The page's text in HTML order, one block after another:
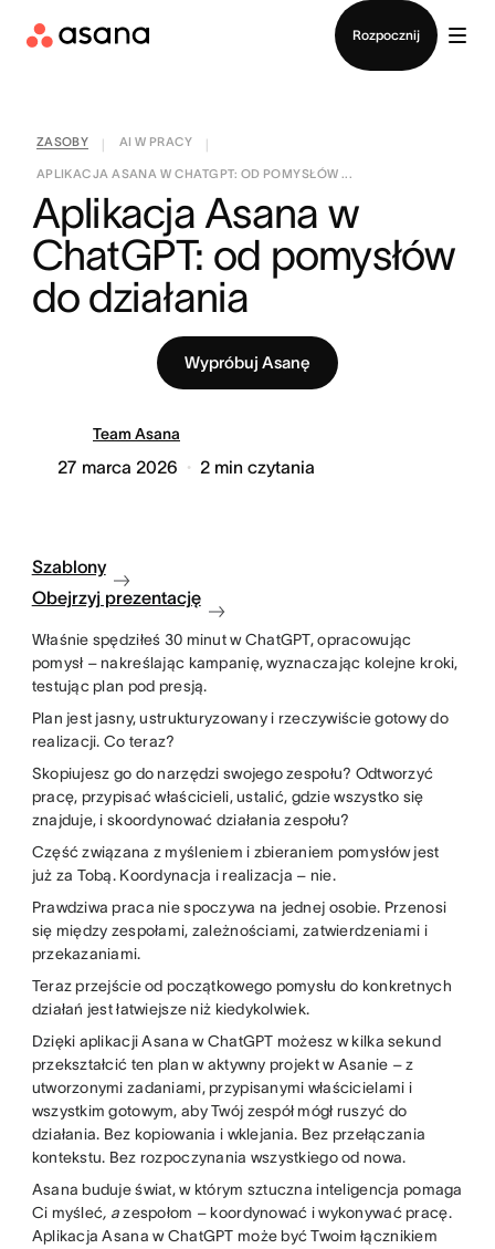
Rozpocznij
ZASOBY AI W PRACY
APLIKACJA ASANA W CHATGPT: OD POMYSŁÓW ...
Aplikacja Asana w
ChatGPT: od pomysłów
do działania
Wypróbuj Asanę
Team Asana
27 marca 2026 2 min czytania
Szablony
Obejrzyj prezentację
Właśnie spędziłeś 30 minut w ChatGPT, opracowując
pomysł – nakreślając kampanię, wyznaczając kolejne kroki,
testując plan pod presją.
Plan jest jasny, ustrukturyzowany i rzeczywiście gotowy do
realizacji. Co teraz?
Skopiujesz go do narzędzi swojego zespołu? Odtworzyć
pracę, przypisać właścicieli, ustalić, gdzie wszystko się
znajduje, i skoordynować działania zespołu?
Część związana z myśleniem i zbieraniem pomysłów jest
już za Tobą. Koordynacja i realizacja – nie.
Prawdziwa praca nie spoczywa na jednej osobie. Przenosi
się między zespołami, zależnościami, zatwierdzeniami i
przekazaniami.
Teraz przejście od początkowego pomysłu do konkretnych
działań jest łatwiejsze niż kiedykolwiek.
Dzięki aplikacji Asana w ChatGPT możesz w kilka sekund
przekształcić ten plan w aktywny projekt w Asanie – z
utworzonymi zadaniami, przypisanymi właścicielami i
wszystkim gotowym, aby Twój zespół mógł ruszyć do
działania. Bez kopiowania i wklejania. Bez przełączania
kontekstu. Bez rozpoczynania wszystkiego od nowa.
Asana buduje świat, w którym sztuczna inteligencja pomaga
Ci myśleć, azespołom – koordynować i wykonywać pracę.
Aplikacja Asana w ChatGPT może być Twoim łącznikiem